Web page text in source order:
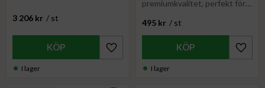
3 206 kr / st
Lägg till i favoriter
I lager
premiumkvalitet, perfekt för
495 kr / st
Lägg
I lager